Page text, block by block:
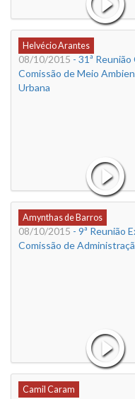
Helvécio Arantes
08/10/2015 - 31ª
Comissão de Meio
Urbana
Amynthas de Barros
08/10/2015 - 9ª Reunião
Comissão de
Camil Caram